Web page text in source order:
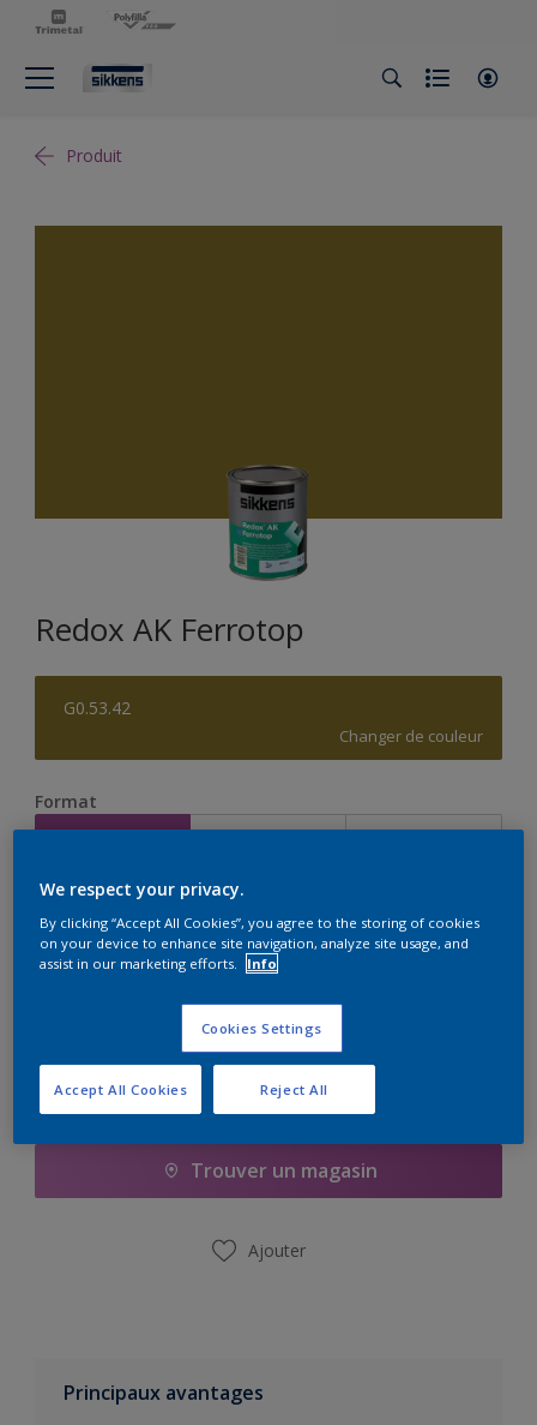
Produit
Redox AK Ferrotop
G0.53.42
Changer de couleur
Format
Calculer
Ajouter à la liste d’achats
Trouver un magasin
Ajouter
Principaux avantages
We respect your privacy.
By clicking “Accept All Cookies”, you agree to the storing of cookies
on your device to enhance site navigation, analyze site usage, and
assist in our marketing efforts.
Info
Cookies Settings
Reject All
Accept All Cookies